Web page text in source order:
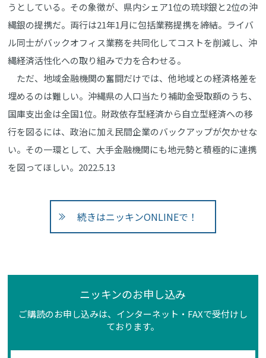
うとしている。その象徴が、県内シェア1位の琉球銀と2位の沖
縄銀の提携だ。両行は21年1月に包括業務提携を締結。ライバ
ル同士がバックオフィス業務を共同化してコストを削減し、沖
縄経済活性化への取り組みで力を合わせる。
ただ、地域金融機関の奮闘だけでは、他地域との経済格差を
埋めるのは難しい。沖縄県の人口当たり補助金受取額のうち、
国庫支出金は全国1位。財政依存型経済から自立型経済への移
行を図るには、政治に加え民間企業のバックアップが欠かせな
い。その一環として、大手金融機関にも地元勢と積極的に連携
を図ってほしい。2022.5.13
続きはニッキンONLINEで！
ニッキンのお申し込み
ご購読のお申し込みは、インターネット・FAXで受付けし
ております。